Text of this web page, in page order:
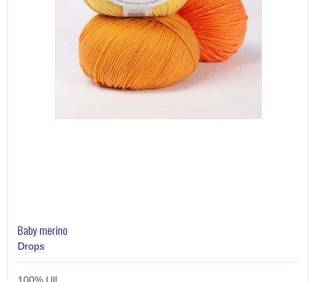
Baby merino
Drops